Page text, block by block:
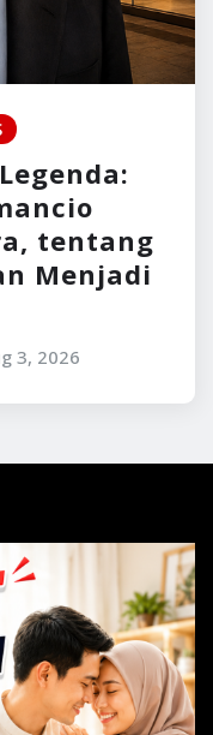
tentang
Menjadi
3, 2026